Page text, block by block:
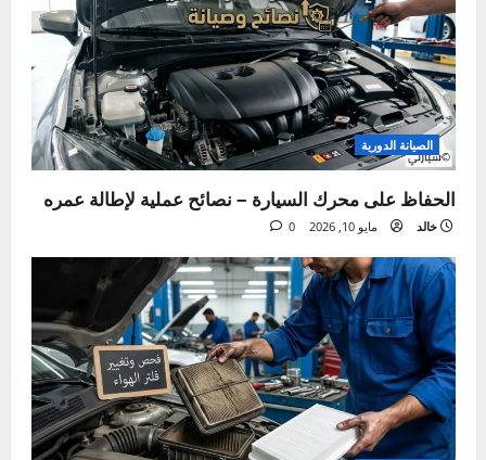
ل
السابق:
تنظيف الرديتر من الصدأ – الحل الأمثل لحماية نظام التبريد في
السيارة
التالي:
أفضل دليل لاستخدام منظف حاقن الوقود لتحسين أداء سيارتك
مقالة ذات صلة